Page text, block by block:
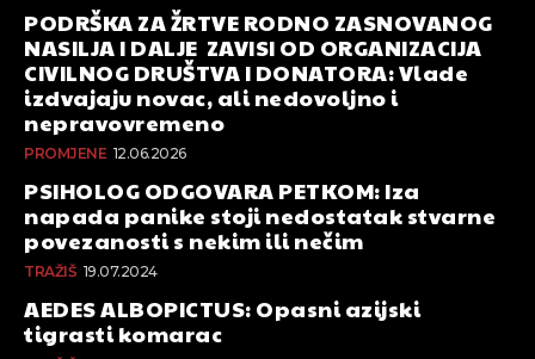
PODRŠKA ZA ŽRTVE RODNO ZASNOVANOG
NASILJA I DALJE ZAVISI OD ORGANIZACIJA
CIVILNOG DRUŠTVA I DONATORA: Vlade
izdvajaju novac, ali nedovoljno i
nepravovremeno
PROMJENE 12.06.2026
PSIHOLOG ODGOVARA PETKOM: Iza
napada panike stoji nedostatak stvarne
povezanosti s nekim ili nečim
TRAŽIŠ 19.07.2024
AEDES ALBOPICTUS: Opasni azijski
tigrasti komarac